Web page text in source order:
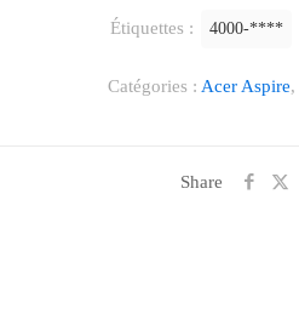
Catégories : Acer Aspire,
Étiquettes : 4000-****
Share